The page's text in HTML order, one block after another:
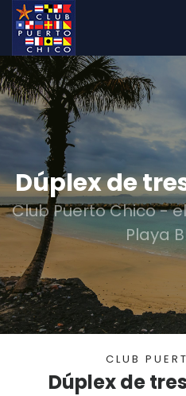
Dúplex de
Club Puerto Chico -
Playa
CLUB
Dúplex de